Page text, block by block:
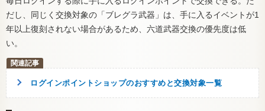
だし、同じく交換対象の「ブレグラ武器」は、手に入るイベントが1
年以上復刻されない場合があるため、六道武器交換の優先度は低
い。
ログインポイントショップのおすすめと交換対象一覧